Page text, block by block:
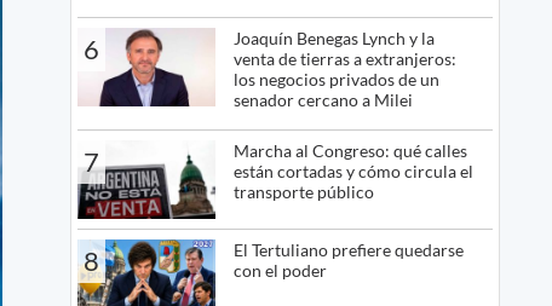
6
Joaquín Benegas Lynch y la
venta de tierras a extranjeros:
los negocios privados de un
senador cercano a Milei
7
Marcha al Congreso: qué calles
están cortadas y cómo circula el
transporte público
8
El Tertuliano prefiere quedarse
con el poder